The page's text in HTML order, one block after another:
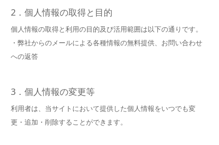
2．個人情報の取得と目的
個人情報の取得と利用の目的及び活用範囲は以下の通りです。
・弊社からのメールによる各種情報の無料提供、お問い合わせ
への返答
3．個人情報の変更等
利用者は、当サイトにおいて提供した個人情報をいつでも変
更・追加・削除することができます。